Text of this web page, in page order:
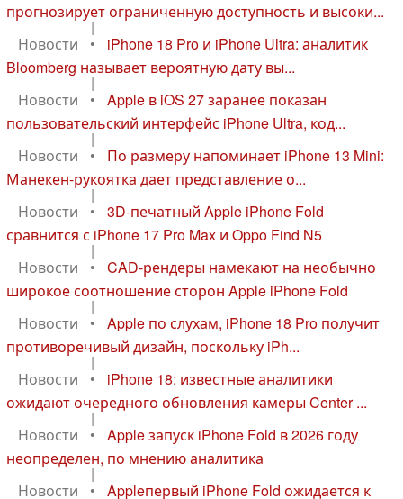
прогнозирует ограниченную доступность и высоки...
|
Новости
•
iPhone 18 Pro и iPhone Ultra: аналитик
Bloomberg называет вероятную дату вы...
|
Новости
•
Apple в iOS 27 заранее показан
пользовательский интерфейс iPhone Ultra, код...
|
Новости
•
По размеру напоминает iPhone 13 Mini:
Манекен-рукоятка дает представление о...
|
Новости
•
3D-печатный Apple iPhone Fold
сравнится с iPhone 17 Pro Max и Oppo Find N5
|
Новости
•
CAD-рендеры намекают на необычно
широкое соотношение сторон Apple iPhone Fold
|
Новости
•
Apple по слухам, iPhone 18 Pro получит
противоречивый дизайн, поскольку iPh...
|
Новости
•
iPhone 18: известные аналитики
ожидают очередного обновления камеры Center ...
|
Новости
•
Apple запуск iPhone Fold в 2026 году
неопределен, по мнению аналитика
|
Новости
•
Appleпервый iPhone Fold ожидается к